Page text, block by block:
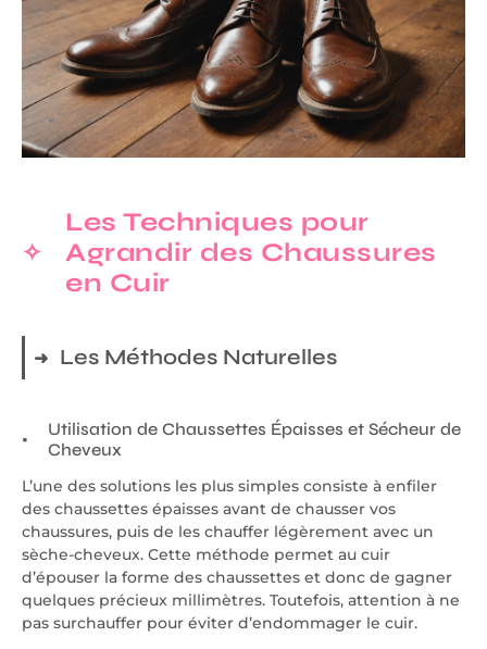
Les Techniques pour
Agrandir des Chaussures
en Cuir
Les Méthodes Naturelles
Utilisation de Chaussettes Épaisses et Sécheur de
Cheveux
L’une des solutions les plus simples consiste à enfiler
des chaussettes épaisses avant de chausser vos
chaussures, puis de les chauffer légèrement avec un
sèche-cheveux. Cette méthode permet au cuir
d’épouser la forme des chaussettes et donc de gagner
quelques précieux millimètres. Toutefois, attention à ne
pas surchauffer pour éviter d’endommager le cuir.